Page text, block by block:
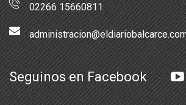
02266 15660811
Seguinos en Facebook